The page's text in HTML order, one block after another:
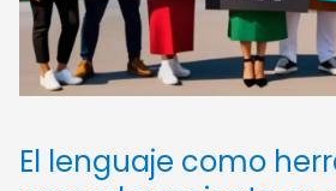
El lenguaje como